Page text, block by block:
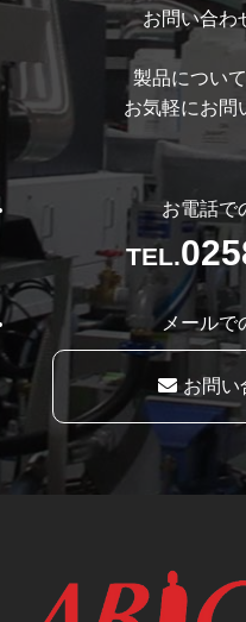
お問い合わ
製品につい
お気軽にお問
お電話で
TEL.
メールで
お問い